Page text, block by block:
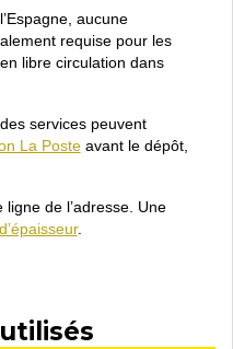
aucune
requise pour les
libre circulation dans
services peuvent
La Posteavant le dépôt,
de l’adresse. Une
.